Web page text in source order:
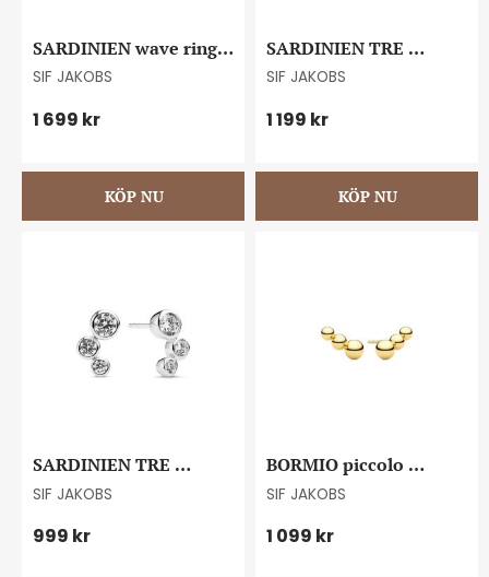
SARDINIEN wave ring
#56
SIF JAKOBS
1 699 kr
SARDINIEN TRE
earrings goldplated
SIF JAKOBS
1 199 kr
SARDINIEN TRE
earrings
SIF JAKOBS
999 kr
BORMIO piccolo
earrings goldplated
SIF JAKOBS
1 099 kr